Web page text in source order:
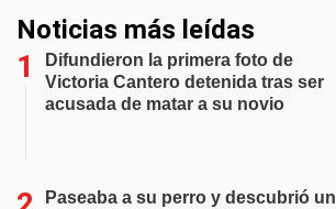
Noticias más leídas
Difundieron la primera foto de
Victoria Cantero detenida tras ser
acusada de matar a su novio
Paseaba a su perro y descubrió un